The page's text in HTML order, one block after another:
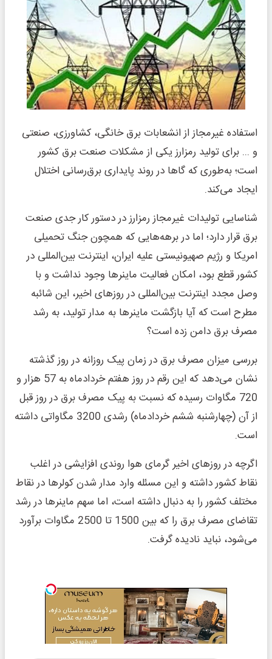
استفاده غیرمجاز از انشعابات برق خانگی، کشاورزی، صنعتی
و ... برای تولید رمزارز یکی از مشکلات صنعت برق کشور
است؛ به‌طوری که گاها در روند پایداری برق‌رسانی اختلال
ایجاد می‌کند.
شناسایی تولیدات غیرمجاز رمزارز در دستور کار جدی صنعت
برق قرار دارد؛ اما در برهه‌هایی که همچون جنگ تحمیلی
امریکا و رژیم صهیونیستی علیه ایران، اینترنت بین‌المللی در
کشور قطع بود، امکان فعالیت ماینرها وجود نداشت و با
وصل مجدد اینترنت بین‌المللی در روزهای اخیر، این شائبه
مطرح است که آیا بازگشت ماینرها به مدار تولید، به رشد
مصرف برق دامن زده است؟
بررسی میزان مصرف برق در زمان پیک روزانه در روز گذشته
نشان می‌دهد که این رقم در روز هفتم خردادماه به 57 هزار و
720 مگاوات رسیده که نسبت به پیک مصرف برق در روز قبل
از آن (چهارشنبه ششم خردادماه) رشدی 3200 مگاواتی داشته
است.
اگرچه در روزهای اخیر گرمای هوا روندی افزایشی در اغلب
نقاط کشور داشته و این مسئله وارد مدار شدن کولرها در نقاط
مختلف کشور را به دنبال داشته است، اما سهم ماینرها در رشد
تقاضای مصرف برق را که بین 1500 تا 2500 مگاوات برآورد
می‌شود، نباید نادیده گرفت.